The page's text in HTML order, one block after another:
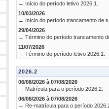
→ Início do período letivo 2026.1.
10/03/2026
→ Início do período trancamento de
29/04/2026
→ Término do período trancamento
11/07/2026
→ Término do período letivo 2026.1.
2026.2
06/08/2026 à 07/08/2026
→ Matrícula para o período 2026.2.
06/08/2026 à 07/08/2026
→ Re-matrícula para o período